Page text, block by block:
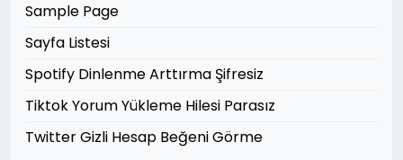
Sample Page
Sayfa Listesi
Spotify Dinlenme Arttırma Şifresiz
Tiktok Yorum Yükleme Hilesi Parasız
Twitter Gizli Hesap Beğeni Görme